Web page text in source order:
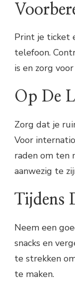
Print je ticket
telefoon.
is en zorg
Op De
Zorg dat je
Voor
raden om ten
aanwezig te
Tijdens
Neem een
snacks en
te strekken
te maken.